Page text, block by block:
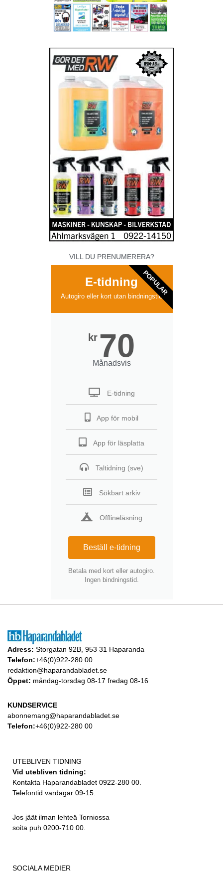
VILL DU PRENUMERERA?
E-tidning
Autogiro eller kort utan bindningstid
kr 70
Månadsvis
E-tidning
App för mobil
App för läsplatta
Taltidning (sve)
Sökbart arkiv
Offlineläsning
Beställ e-tidning
Betala med kort eller autogiro.
Ingen bindningstid.
POPULAR
Adress: Storgatan 92B, 953 31 Haparanda
Telefon:+46(0)922-280 00
redaktion@haparandabladet.se
Öppet: måndag-torsdag 08-17 fredag 08-16
KUNDSERVICE
abonnemang@haparandabladet.se
Telefon:+46(0)922-280 00
UTEBLIVEN TIDNING
Vid utebliven tidning:
Kontakta Haparandabladet 0922-280 00.
Telefontid vardagar 09-15.
Jos jäät ilman lehteä Torniossa
soita puh 0200-710 00.
SOCIALA MEDIER